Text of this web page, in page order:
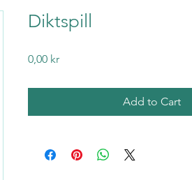
Diktspill
0,00 krPrice
Add to Cart